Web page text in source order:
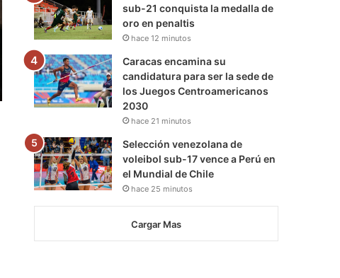
sub-21 conquista la medalla de
oro en penaltis
hace 12 minutos
Caracas encamina su
candidatura para ser la sede de
los Juegos Centroamericanos
2030
hace 21 minutos
Selección venezolana de
voleibol sub-17 vence a Perú en
el Mundial de Chile
hace 25 minutos
Cargar Mas